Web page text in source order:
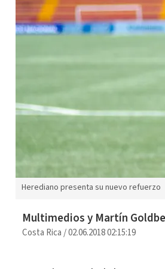
Herediano presenta su nuevo refuerzo
Multimedios y Martín
Costa Rica/02.06.2018 02:15:19